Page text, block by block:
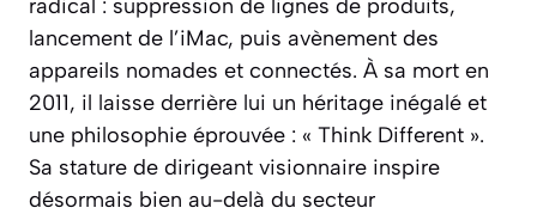
radical : suppression de lignes de produits,
lancement de l’iMac, puis avènement des
appareils nomades et connectés. À sa mort en
2011, il laisse derrière lui un héritage inégalé et
une philosophie éprouvée : « Think Different ».
Sa stature de dirigeant visionnaire inspire
désormais bien au-delà du secteur